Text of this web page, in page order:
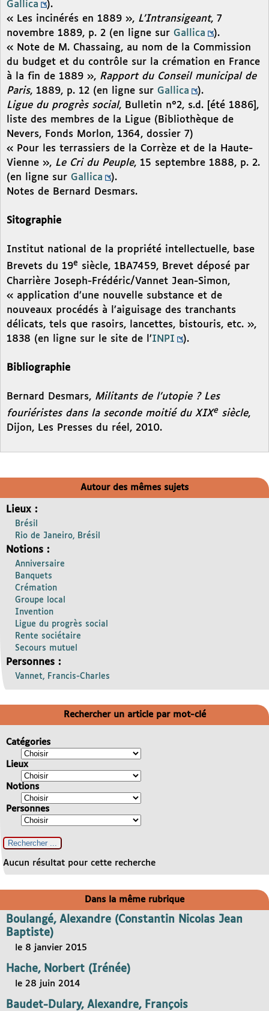
Gallica
).
« Les incinérés en 1889 », L’Intransigeant, 7
novembre 1889, p. 2 (en ligne sur Gallica
).
« Note de M. Chassaing, au nom de la Commission
du budget et du contrôle sur la crémation en France
à la fin de 1889 », Rapport du Conseil municipal de
Paris, 1889, p. 12 (en ligne sur Gallica
).
Ligue du progrès social, Bulletin n°2, s.d. [été 1886],
liste des membres de la Ligue (Bibliothèque de
Nevers, Fonds Morlon, 1364, dossier 7)
« Pour les terrassiers de la Corrèze et de la Haute-
Vienne », Le Cri du Peuple, 15 septembre 1888, p. 2.
(en ligne sur Gallica
).
Notes de Bernard Desmars.
Sitographie
Institut national de la propriété intellectuelle, base
Brevets du 19e siècle, 1BA7459, Brevet déposé par
Charrière Joseph-Frédéric/Vannet Jean-Simon,
« application d’une nouvelle substance et de
nouveaux procédés à l’aiguisage des tranchants
délicats, tels que rasoirs, lancettes, bistouris, etc. »,
1838 (en ligne sur le site de l’INPI ).
Bibliographie
Bernard Desmars, Militants de l’utopie ? Les
fouriéristes dans la seconde moitié du XIXe siècle,
Dijon, Les Presses du réel, 2010.
Autour des mêmes sujets
Lieux :
Brésil
Rio de Janeiro, Brésil
Notions :
Anniversaire
Banquets
Crémation
Groupe local
Invention
Ligue du progrès social
Rente sociétaire
Secours mutuel
Personnes :
Vannet, Francis-Charles
Rechercher un article par mot-clé
Catégories
Lieux
Notions
Personnes
Aucun résultat pour cette recherche
Dans la même rubrique
Boulangé, Alexandre (Constantin Nicolas Jean
Baptiste)
le 8 janvier 2015
Hache, Norbert (Irénée)
le 28 juin 2014
Baudet-Dulary, Alexandre, François